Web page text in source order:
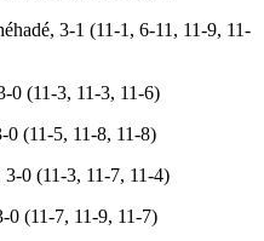
3-1 (11-1, 6-11, 11-9, 11-
0 (11-3, 11-3, 11-6)
(11-5, 11-8, 11-8)
0 (11-3, 11-7, 11-4)
0 (11-7, 11-9, 11-7)